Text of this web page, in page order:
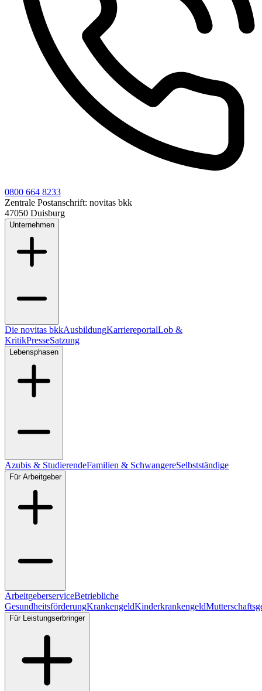
0800 664 8233
Zentrale Postanschrift: novitas bkk
47050 Duisburg
Unternehmen
Die novitas bkkAusbildungKarriereportalLob &
KritikPresseSatzung
Lebensphasen
Azubis & StudierendeFamilien & SchwangereSelbstständige
Für Arbeitgeber
ArbeitgeberserviceBetriebliche
GesundheitsförderungKrankengeldKinderkrankengeld
Für Leistungserbringer